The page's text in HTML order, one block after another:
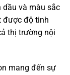
dầu và màu sắc
được độ tinh
thị trường nội
mang đến sự